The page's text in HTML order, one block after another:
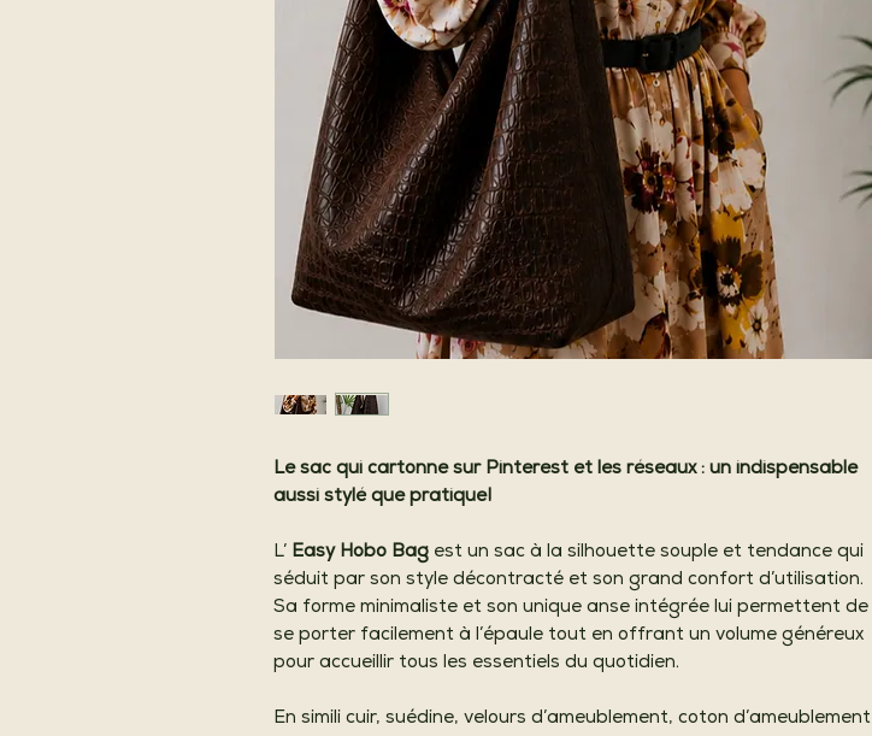
Le sac qui cartonne sur Pinterest et les réseaux : un indispensable
aussi stylé que pratique!
L’ Easy Hobo Bag est un sac à la silhouette souple et tendance qui
séduit par son style décontracté et son grand confort d’utilisation.
Sa forme minimaliste et son unique anse intégrée lui permettent de
se porter facilement à l’épaule tout en offrant un volume généreux
pour accueillir tous les essentiels du quotidien.
En simili cuir, suédine, velours d’ameublement, coton d’ameublement